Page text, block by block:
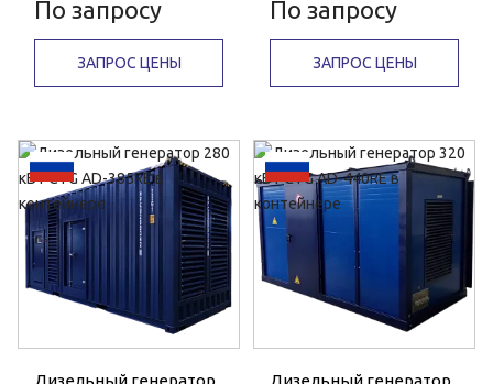
По запросу
ЗАПРОС ЦЕНЫ
По запросу
ЗАПРОС ЦЕНЫ
Дизельный генератор Дизельный генератор